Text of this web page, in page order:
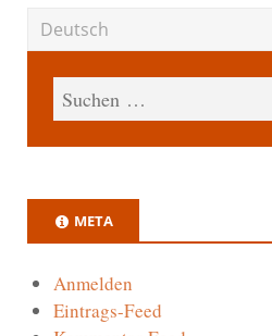
META
Anmelden
Eintrags-Feed